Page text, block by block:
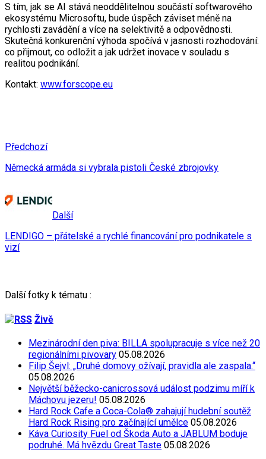
S tím, jak se AI stává neoddělitelnou součástí softwarového
ekosystému Microsoftu, bude úspěch záviset méně na
rychlosti zavádění a více na selektivitě a odpovědnosti.
Skutečná konkurenční výhoda spočívá v jasnosti rozhodování:
co přijmout, co odložit a jak udržet inovace v souladu s
realitou podnikání.
Kontakt: www.forscope.eu
Předchozí
Německá armáda si vybrala pistoli České zbrojovky
Další
LENDIGO – přátelské a rychlé financování pro podnikatele s
vizí
Další fotky k tématu :
Živě
Mezinárodní den piva: BILLA spolupracuje s více než 20
regionálními pivovary 05.08.2026
Filip Šejvl: „Druhé domovy ožívají, pravidla ale zaspala.“
05.08.2026
Největší běžecko-canicrossová událost podzimu míří k
Máchovu jezeru! 05.08.2026
Hard Rock Cafe a Coca-Cola® zahajují hudební soutěž
Hard Rock Rising pro začínající umělce 05.08.2026
Káva Curiosity Fuel od Škoda Auto a JABLUM boduje
podruhé. Má hvězdu Great Taste 05.08.2026